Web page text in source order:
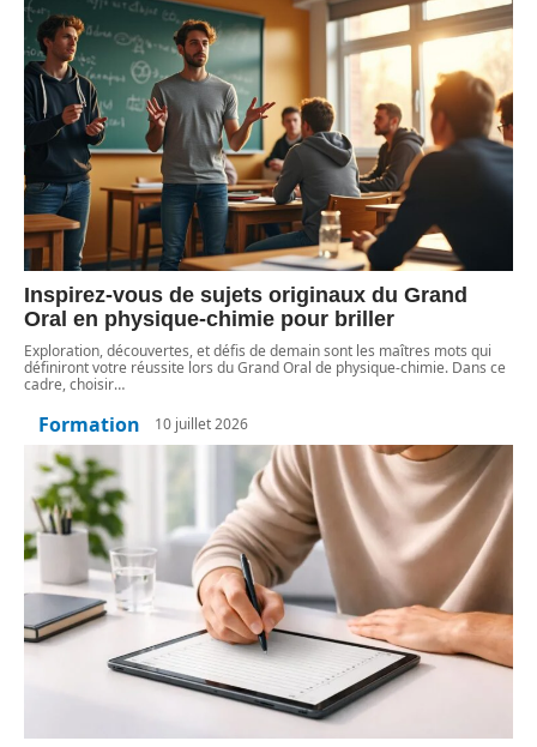
Inspirez-vous de sujets originaux du Grand
Oral en physique-chimie pour briller
Exploration, découvertes, et défis de demain sont les maîtres mots qui
définiront votre réussite lors du Grand Oral de physique-chimie. Dans ce
cadre, choisir…
Formation 10 juillet 2026